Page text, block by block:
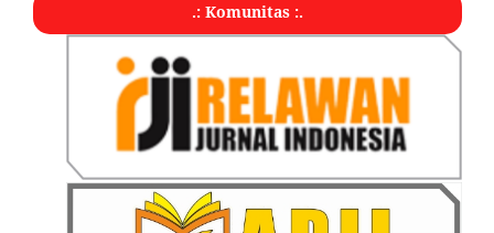
.: Komunitas :.